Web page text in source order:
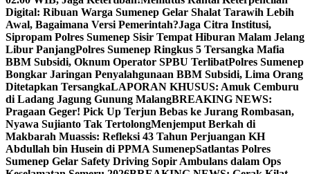
Digital: Ribuan Warga Sumenep Gelar Shalat Tarawih Lebih
Awal, Bagaimana Versi Pemerintah?Jaga Citra Institusi,
Sipropam Polres Sumenep Sisir Tempat Hiburan Malam Jelang
Libur PanjangPolres Sumenep Ringkus 5 Tersangka Mafia
BBM Subsidi, Oknum Operator SPBU TerlibatPolres Sumenep
Bongkar Jaringan Penyalahgunaan BBM Subsidi, Lima Orang
Ditetapkan TersangkaLAPORAN KHUSUS: Amuk Cemburu
di Ladang Jagung Gunung MalangBREAKING NEWS:
Pragaan Geger! Pick Up Terjun Bebas ke Jurang Rombasan,
Nyawa Sujianto Tak TertolongMenjemput Berkah di
Makbarah Muassis: Refleksi 43 Tahun Perjuangan KH
Abdullah bin Husein di PPMA SumenepSatlantas Polres
Sumenep Gelar Safety Driving Sopir Ambulans dalam Ops